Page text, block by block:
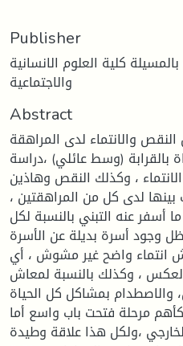
Publisher
كلية العلوم الانسانية
والاجتماعية
Abstract
والانتماء لدى المراهقة
بالقرابة (وسط عائلي) ،دراسة
، وكذلك النقص وهاذين
بينها لدى كل من المراهقتين ،
أسفر عنه التبني بالنسبة لكل
وجود أسرة بديلة عن الأسرة
انتماء واضح غير مشوش ، أي
، وكذلك بالنسبة لمعاش
بمشاكل كل الحياة
مرحلة فتحت باب واسع أما
،ولكل هذا علاقة وطيدة